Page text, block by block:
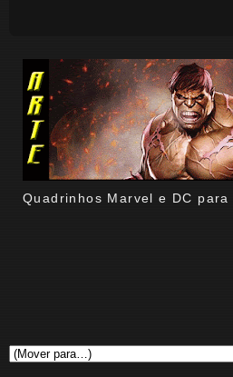
Quadrinhos Marvel e DC para